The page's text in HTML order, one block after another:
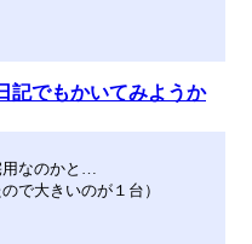
記でもかいてみようか
なのかと…
で大きいのが１台）